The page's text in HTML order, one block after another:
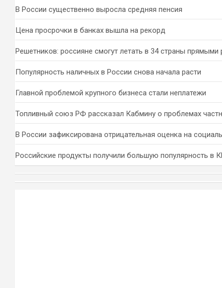
В России существенно выросла средняя пенсия
Цена просрочки в банках вышла на рекорд
Решетников: россияне смогут летать в 34 страны прямыми
Популярность наличных в России снова начала расти
Главной проблемой крупного бизнеса стали неплатежи
Топливный союз РФ рассказал Кабмину о проблемах
В России зафиксирована отрицательная оценка на
Российские продукты получили большую популярность в